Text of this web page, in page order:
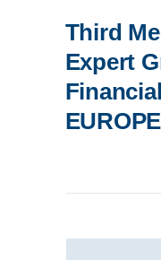
Third
Expert